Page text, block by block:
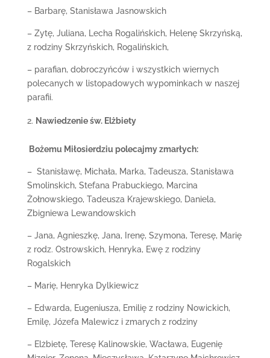
– Barbarę, Stanisława Jasnowskich
– Zytę, Juliana, Lecha Rogalińskich, Helenę Skrzyńską,
z rodziny Skrzyńskich, Rogalińskich,
– parafian, dobroczyńców i wszystkich wiernych
polecanych w listopadowych wypominkach w naszej
parafii.
Nawiedzenie św. Elżbiety
Bożemu Miłosierdziu polecajmy zmarłych:
– Stanisławę, Michała, Marka, Tadeusza, Stanisława
Smolinskich, Stefana Prabuckiego, Marcina
Żołnowskiego, Tadeusza Krajewskiego, Daniela,
Zbigniewa Lewandowskich
– Jana, Agnieszkę, Jana, Irenę, Szymona, Teresę, Marię
z rodz. Ostrowskich, Henryka, Ewę z rodziny
Rogalskich
– Marię, Henryka Dylkiewicz
– Edwarda, Eugeniusza, Emilię z rodziny Nowickich,
Emilę, Józefa Malewicz i zmarych z rodziny
– Elżbietę, Teresę Kalinowskie, Wacława, Eugenię